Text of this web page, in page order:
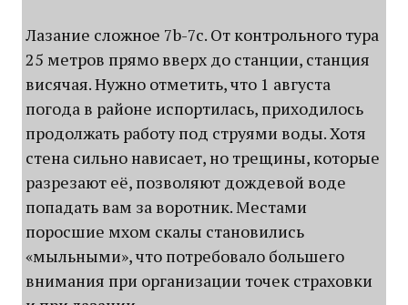
Лазание сложное 7b-7c. От контрольного тура
25 метров прямо вверх до станции, станция
висячая. Нужно отметить, что 1 августа
погода в районе испортилась, приходилось
продолжать работу под струями воды. Хотя
стена сильно нависает, но трещины, которые
разрезают её, позволяют дождевой воде
попадать вам за воротник. Местами
поросшие мхом скалы становились
«мыльными», что потребовало большего
внимания при организации точек страховки